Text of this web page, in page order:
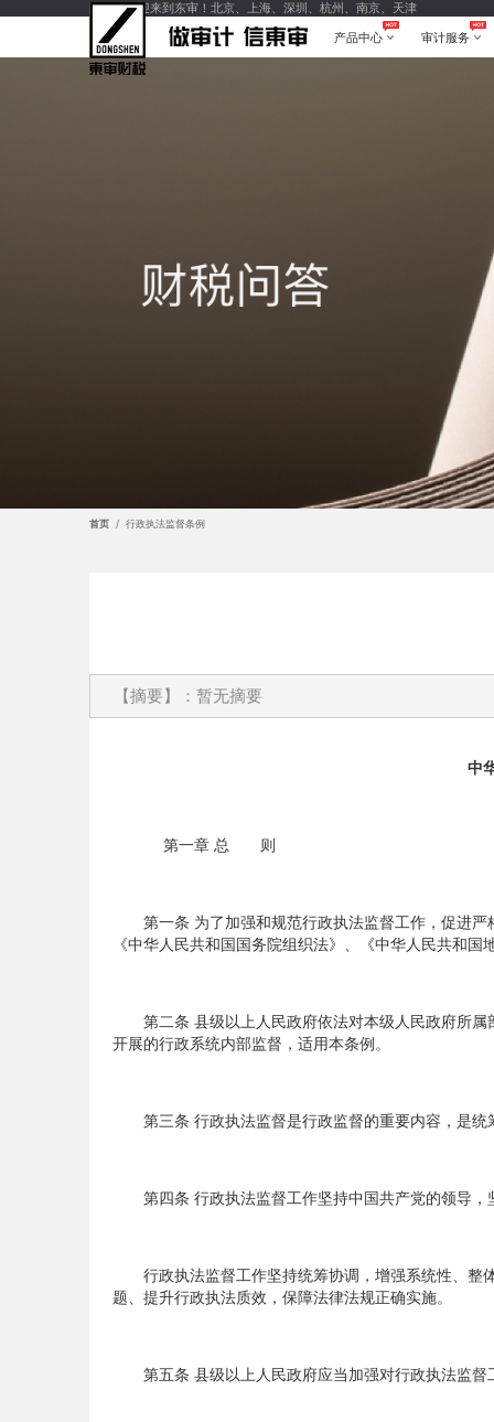
您好，欢迎来到东审！北京、上海、深圳、杭州、南京、天津
产品中心
产品中心
审计服务
审计服务
首页 /行政执法监督条例
【摘要】：暂无摘要
中
第一章 总 则
第一条 为了加强和规范行政执法监督工作，促进严
《中华人民共和国国务院组织法》、《中华人民共和
第二条 县级以上人民政府依法对本级人民政府所属
开展的行政系统内部监督，适用本条例。
第三条 行政执法监督是行政监督的重要内容，是统
第四条 行政执法监督工作坚持中国共产党的领导，
行政执法监督工作坚持统筹协调，增强系统性、整
题、提升行政执法质效，保障法律法规正确实施。
第五条 县级以上人民政府应当加强对行政执法监督